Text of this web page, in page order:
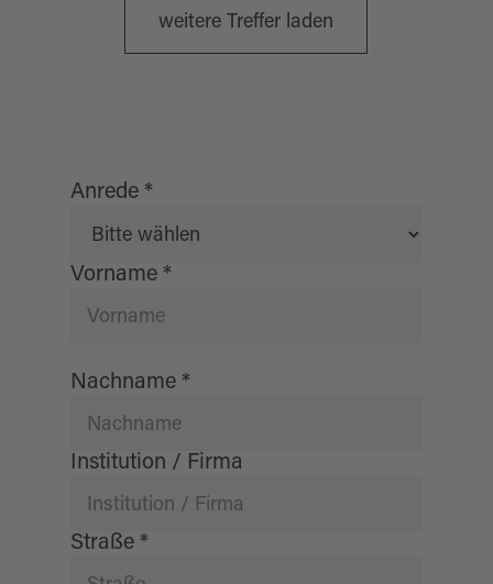
weitere Treffer laden
Anrede *
Vorname *
Nachname *
Institution / Firma
Straße *